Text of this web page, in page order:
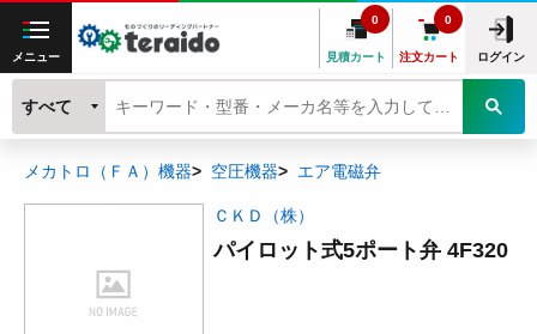
メニュー 見積カート
0
注文カート
0
ログイン
すべて
メカトロ（ＦＡ）機器 空圧機器 エア電磁弁
ＣＫＤ（株）
パイロット式5ポート弁 4F320